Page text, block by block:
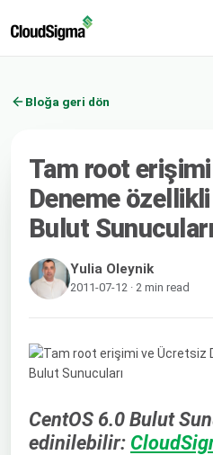
Bloğa geri dön
Tam root
Deneme
Bulut Sunucuları
Yulia Oleynik
2011-07-12 · 2 min read
CentOS 6.0 Bulut
edinilebilir: